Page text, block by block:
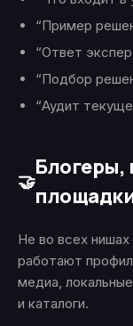
“Пример
“Ответ
“Подбор
“Аудит
🤝
Блогеры,
Не во всех
работают
медиа,
и каталоги.